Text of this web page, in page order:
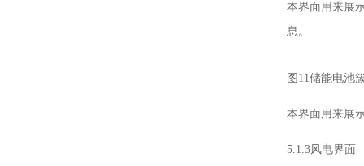
本界面用来展
息。
图11储能电池
本界面用来展
5.1.3风电界面